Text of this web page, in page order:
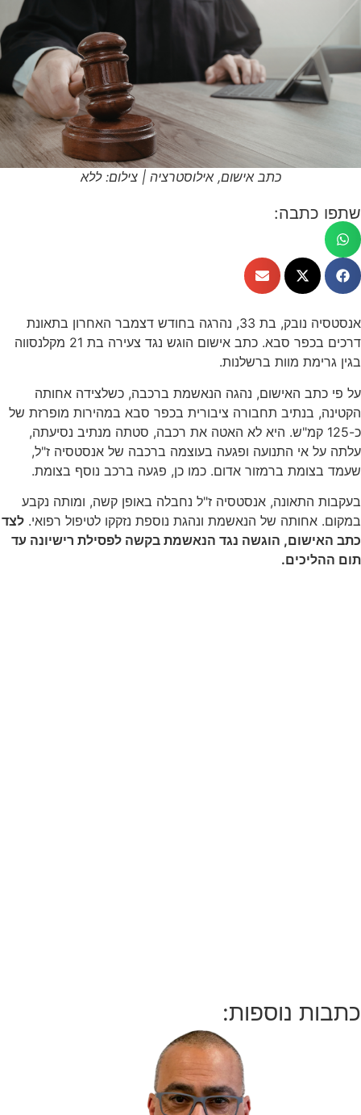
כתב אישום, אילוסטרציה | צילום: ללא
שתפו כתבה:
אנסטסיה נובק, בת 33, נהרגה בחודש דצמבר האחרון בתאונת
דרכים בכפר סבא. כתב אישום הוגש נגד צעירה בת 21 מקלנסווה
בגין גרימת מוות ברשלנות.
על פי כתב האישום, נהגה הנאשמת ברכבה, כשלצידה אחותה
הקטינה, בנתיב תחבורה ציבורית בכפר סבא במהירות מופרזת של
כ-125 קמ"ש. היא לא האטה את רכבה, סטתה מנתיב נסיעתה,
עלתה על אי התנועה ופגעה בעוצמה ברכבה של אנסטסיה ז"ל,
שעמד בצומת ברמזור אדום. כמו כן, פגעה ברכב נוסף בצומת.
בעקבות התאונה, אנסטסיה ז"ל נחבלה באופן קשה, ומותה נקבע
במקום. אחותה של הנאשמת ונהגת נוספת נזקקו לטיפול רפואי. לצד
כתב האישום, הוגשה נגד הנאשמת בקשה לפסילת רישיונה עד
תום ההליכים.
כתבות נוספות: